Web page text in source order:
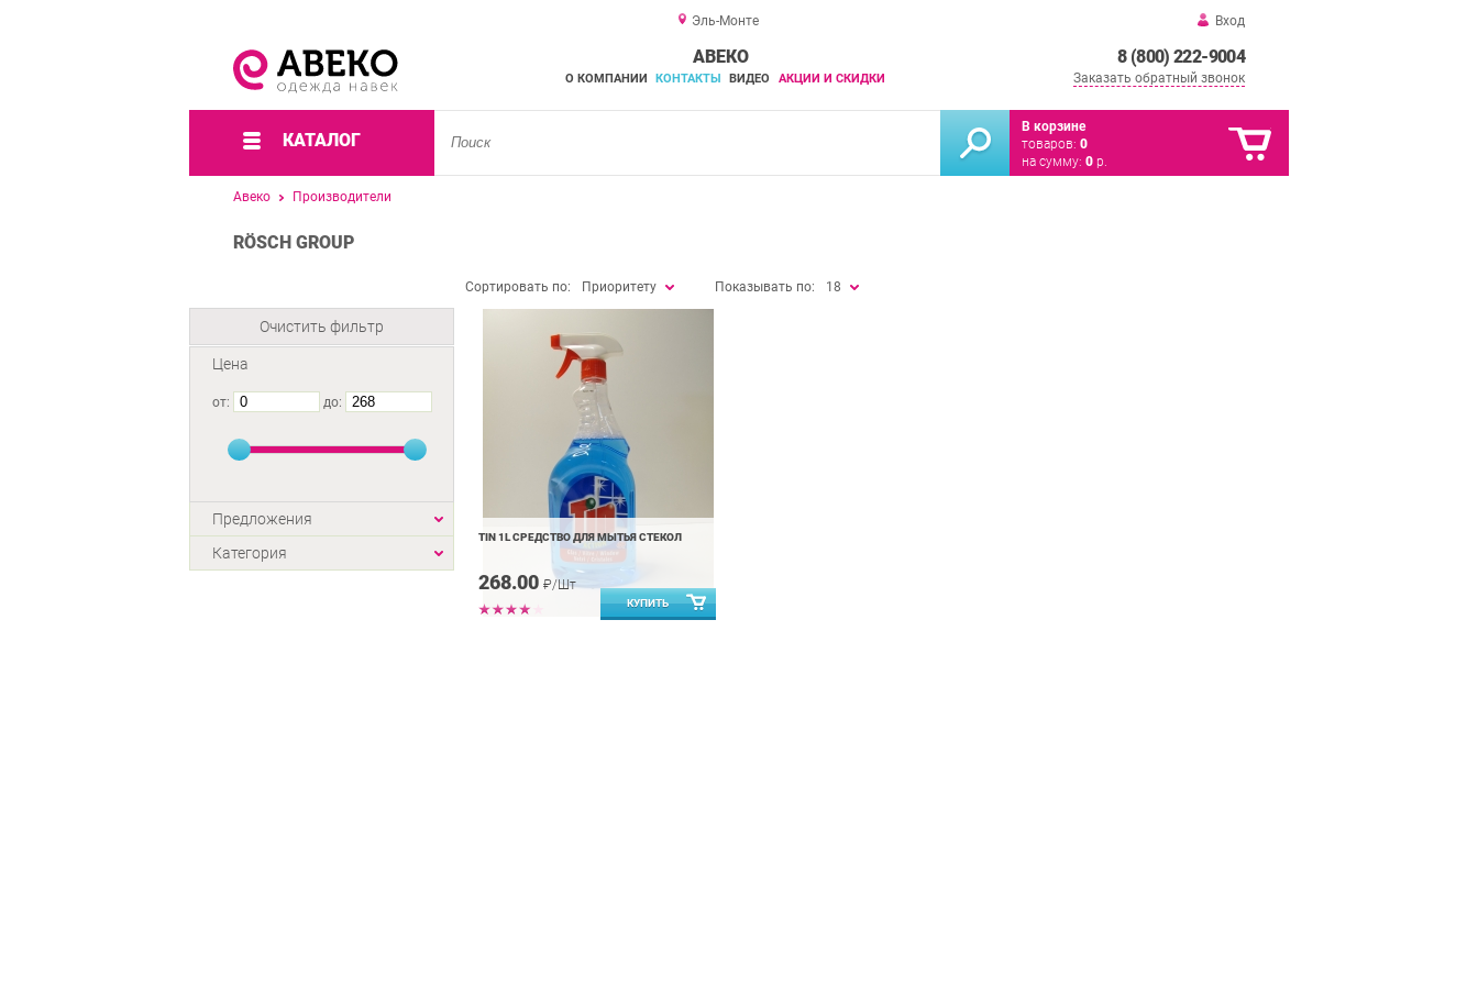
Эль-Монте Вход
8 (800) 222-9004
Заказать обратный звонок
АВЕКО
О КОМПАНИИ КОНТАКТЫ ВИДЕО АКЦИИ И СКИДКИ
КАТАЛОГ
В корзине
товаров: 0
на сумму: 0 р.
Авеко Производители
RÖSCH GROUP
Очистить фильтр
Цена
от: до:
Предложения
Категория
Сортировать по: Приоритету Показывать по: 18
TIN 1L СРЕДСТВО ДЛЯ МЫТЬЯ СТЕКОЛ
268.00 ₽/Шт